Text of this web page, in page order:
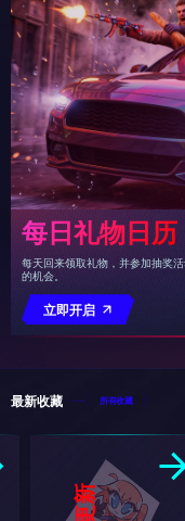
每日礼物日历
每天回来领取礼物，并参加抽奖
的机会。
立即开启
最新收藏 所有收藏